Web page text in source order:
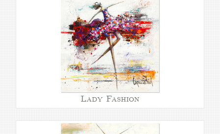
Lady Fashion